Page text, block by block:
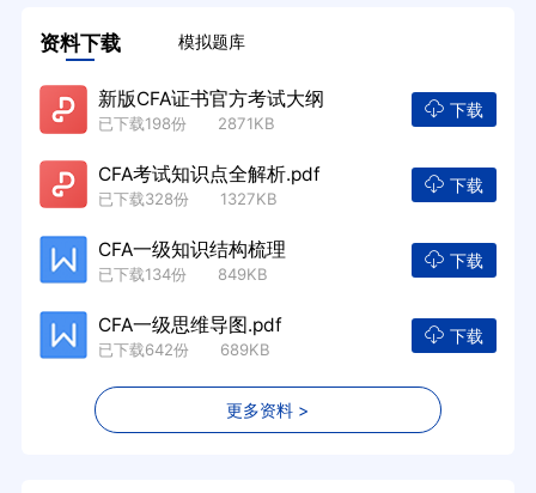
资料下载 模拟题库
新版CFA证书官方考试大纲
已下载198份 2871KB
下载
CFA考试知识点全解析.pdf
已下载328份 1327KB
下载
CFA一级知识结构梳理
已下载134份 849KB
下载
CFA一级思维导图.pdf
已下载642份 689KB
下载
更多资料 >